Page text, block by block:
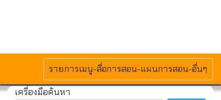
MENU
รายการเมนู-สื่อการสอน-แผนการสอน-อื่นๆ
เครื่องมือค้นหา